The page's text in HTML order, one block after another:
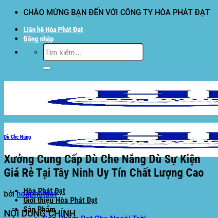
dung
CHÀO MỪNG BẠN ĐẾN VỚI CÔNG TY HÒA PHÁT ĐẠT
Liên hệ Hòa Phát Đạt
Đăng nhập
Tìm
kiếm:
Hòa Phát Đạt
Giới thiệu Hòa Phát Đạt
Sản Phẩm
Dù Che Nắng
Xưởng Cung Cấp Dù Che Nắng Dù Sự Kiện
Giá Rẻ Tại Tây Ninh Uy Tín Chất Lượng Cao
bởihoaphatdat
NỘI DUNG CHÍNH